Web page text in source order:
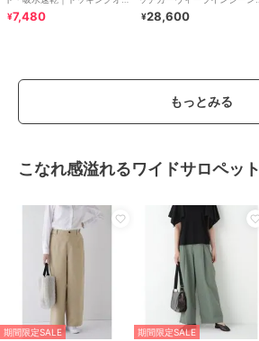
ールインワン｜360度こなれ見
¥7,480
ズ
¥28,600
もっとみる
こなれ感溢れるワイドサロペット
期間限定SALE 期間限定SALE